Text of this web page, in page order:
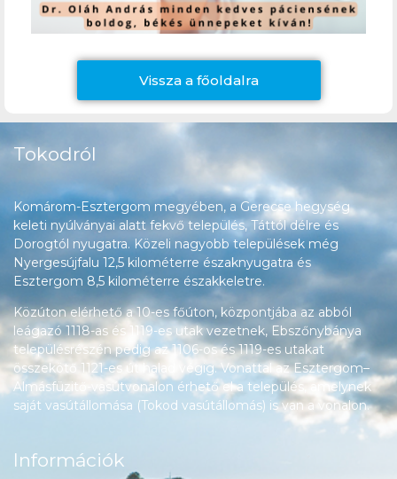
Vissza a főoldalra
Tokodról
Komárom-Esztergom megyében, a Gerecse hegység
keleti nyúlványai alatt fekvő település, Táttól délre és
Dorogtól nyugatra. Közeli nagyobb települések még
Nyergesújfalu 12,5 kilométerre északnyugatra és
Esztergom 8,5 kilométerre északkeletre.
Közúton elérhető a 10-es főúton, központjába az abból
leágazó 1118-as és 1119-es utak vezetnek, Ebszőnybánya
településrészén pedig az 1106-os és 1119-es utakat
összekötő 1121-es út halad végig. Vonattal az Esztergom–
Almásfüzitő-vasútvonalon érhető el a település, amelynek
saját vasútállomása (Tokod vasútállomás) is van a vonalon.
Információk